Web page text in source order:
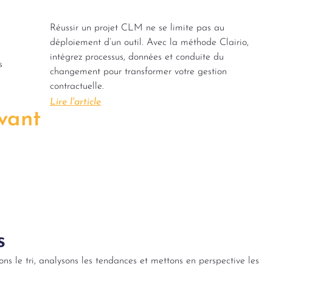
Réussir un projet CLM ne se limite pas au
déploiement d’un outil. Avec la méthode Clairio,
intégrez processus, données et conduite du
changement pour transformer votre gestion
contractuelle.
Lire l'article
le tri, analysons les tendances et mettons en perspective les